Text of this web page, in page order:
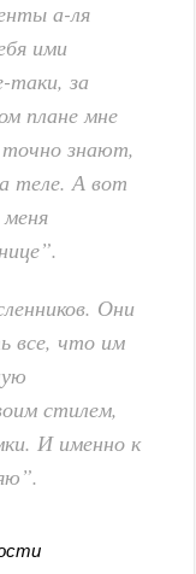
а-ля
ими
таки, за
плане мне
знают,
теле. А вот
Они
все, что им
стилем,
И именно к